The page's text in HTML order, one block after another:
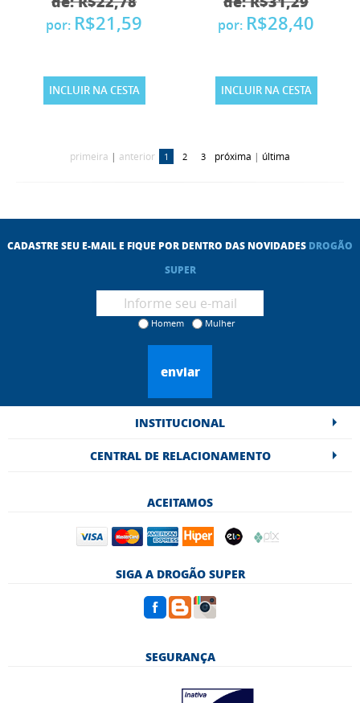
por: R$21,59
INCLUIR NA CESTA
por: R$28,40
INCLUIR NA CESTA
primeira | anterior 1 2 3 próxima | última
CADASTRE SEU E-MAIL E FIQUE POR DENTRO DAS NOVIDADES DROGÃO
SUPER
Homem Mulher
enviar
INSTITUCIONAL
CENTRAL DE RELACIONAMENTO
ACEITAMOS
SIGA A DROGÃO SUPER
SEGURANÇA